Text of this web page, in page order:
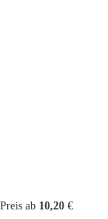
Preis ab 10,20 €